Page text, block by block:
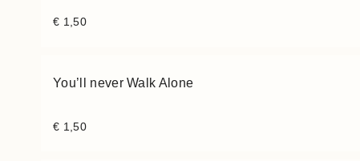
€ 1,50
You’ll never Walk Alone
€ 1,50